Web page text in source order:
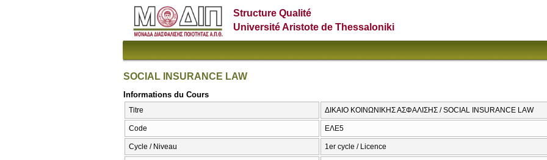
Structure Qualité
Université Aristote de Thessaloniki
SOCIAL INSURANCE LAW
Informations du Cours
Titre ΔΙΚΑΙΟ ΚΟΙΝΩΝΙΚΗΣ ΑΣΦΑΛΙΣΗΣ / SOCIAL INSURANCE LAW
Code ΕΛΕ5
Cycle / Niveau 1er cycle / Licence